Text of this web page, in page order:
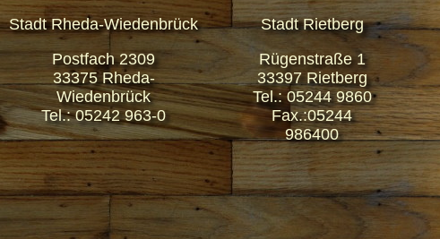
Stadt Rheda-Wiedenbrück
Postfach 2309
33375 Rheda-
Wiedenbrück
Tel.: 05242 963-0
Stadt Rietberg
Rügenstraße 1
33397 Rietberg
Tel.: 05244 9860
Fax.:05244
986400